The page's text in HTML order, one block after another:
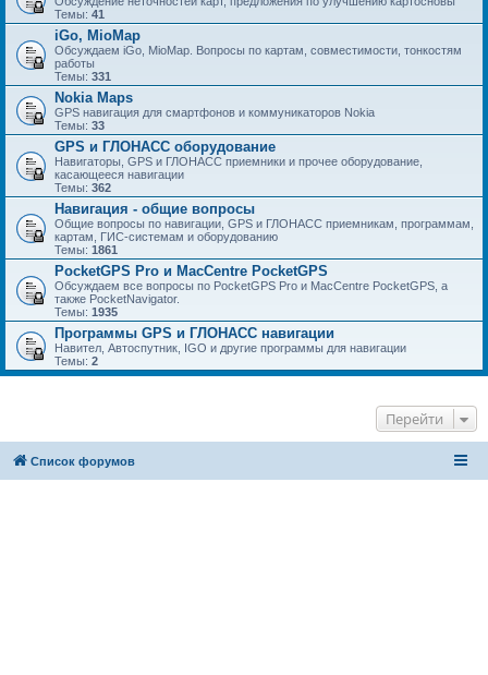
Темы: 41
iGo, MioMap
Обсуждаем iGo, MioMap. Вопросы по картам, совместимости, тонкостям
работы
Темы: 331
Nokia Maps
GPS навигация для смартфонов и коммуникаторов Nokia
Темы: 33
GPS и ГЛОНАСС оборудование
Навигаторы, GPS и ГЛОНАСС приемники и прочее оборудование,
касающееся навигации
Темы: 362
Навигация - общие вопросы
Общие вопросы по навигации, GPS и ГЛОНАСС приемникам, программам,
картам, ГИС-системам и оборудованию
Темы: 1861
PocketGPS Pro и MacCentre PocketGPS
Обсуждаем все вопросы по PocketGPS Pro и MacCentre PocketGPS, а
также PocketNavigator.
Темы: 1935
Программы GPS и ГЛОНАСС навигации
Навител, Автоспутник, IGO и другие программы для навигации
Темы: 2
Перейти
Список форумов